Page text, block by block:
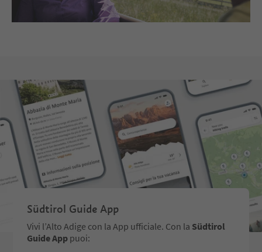
Südtirol Guide App
Vivi l’Alto Adige con la App ufficiale. Con la Südtirol
Guide App puoi: